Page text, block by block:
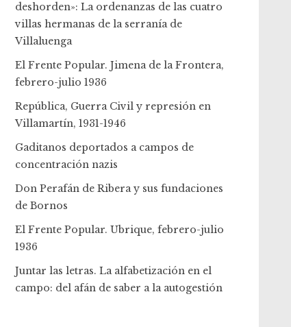
deshorden»: La ordenanzas de las cuatro
villas hermanas de la serranía de
Villaluenga
El Frente Popular. Jimena de la Frontera,
febrero-julio 1936
República, Guerra Civil y represión en
Villamartín, 1931-1946
Gaditanos deportados a campos de
concentración nazis
Don Perafán de Ribera y sus fundaciones
de Bornos
El Frente Popular. Ubrique, febrero-julio
1936
Juntar las letras. La alfabetización en el
campo: del afán de saber a la autogestión